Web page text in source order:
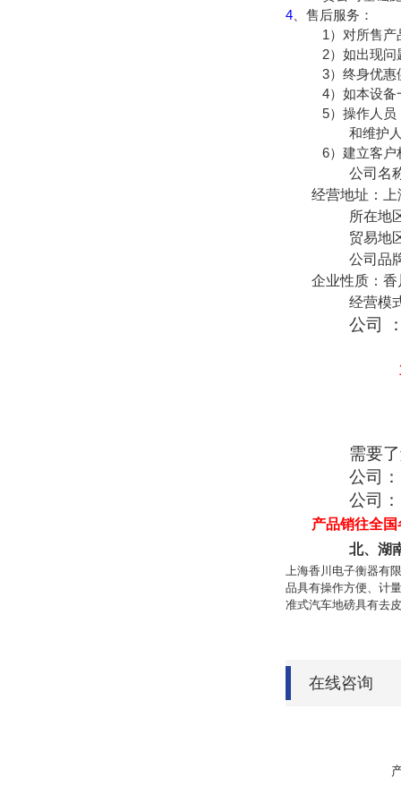
4 、售后服务：
1）对所售
2）如出现
3）终身优
4）如本设
5）操作人
和维护
6）建立客
公司名
经营地址：
所在地
贸易地
公司品
企业性质：
经营模
公司
需要
公司：
公司：
产品销往全国
北、湖
上海香川电子衡器有
品具有操作方便、计
准式汽车地磅具有去
在线咨询